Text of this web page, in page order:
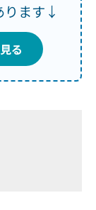
ります↓
る